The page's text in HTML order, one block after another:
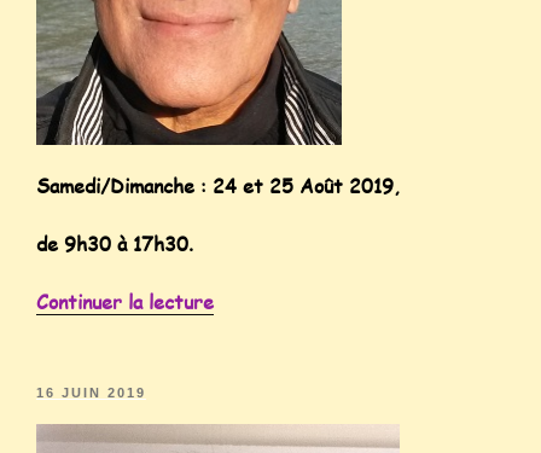
Samedi/Dimanche : 24 et 25 Août 2019,
de 9h30 à 17h30.
Continuer la lecture
16 JUIN 2019